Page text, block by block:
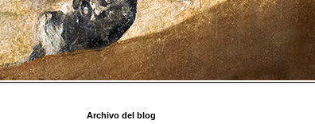
Archivo del blog